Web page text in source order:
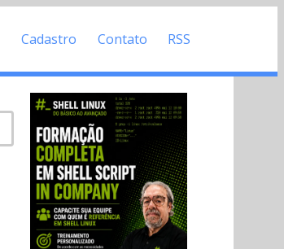
Cadastro Contato RSS